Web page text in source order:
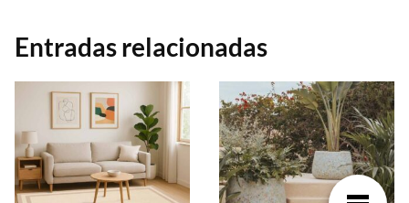
Entradas relacionadas